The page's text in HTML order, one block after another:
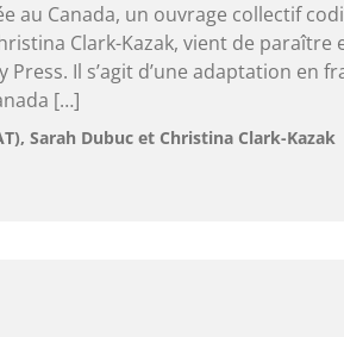
au Canada, un ouvrage collectif
Clark-Kazak, vient de paraître
Press. Il s’agit d’une adaptation en
[…]
Sarah Dubuc et Christina Clark-Kazak